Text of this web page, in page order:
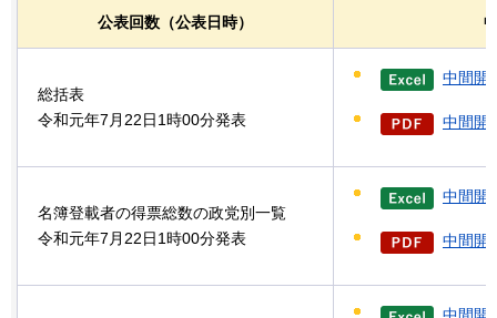
公表回数（公表日時）
総括表
令和元年7月22日1時00分発表
中間開
中間開
名簿登載者の得票総数の政党別一覧
令和元年7月22日1時00分発表
中間開
中間開